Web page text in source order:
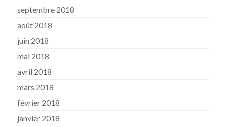
septembre 2018
août 2018
juin 2018
mai 2018
avril 2018
mars 2018
février 2018
janvier 2018